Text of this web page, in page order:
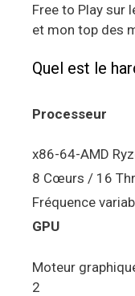
Free to Play sur
et mon top des
Quel est le
Processeur
x86-64-AMD
8 Cœurs / 16
Fréquence
GPU
Moteur
2